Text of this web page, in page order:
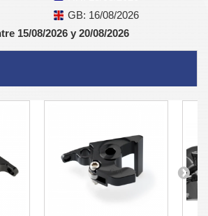
GB: 16/08/2026
15/08/2026 y 20/08/2026